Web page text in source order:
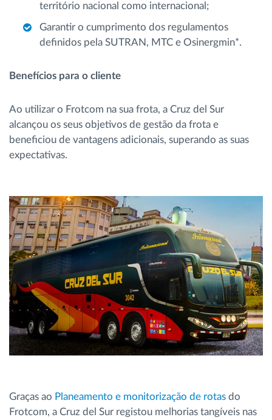
território nacional como internacional;
Garantir o cumprimento dos regulamentos
definidos pela SUTRAN, MTC e Osinergmin*.
Benefícios para o cliente
Ao utilizar o Frotcom na sua frota, a Cruz del Sur
alcançou os seus objetivos de gestão da frota e
beneficiou de vantagens adicionais, superando as suas
expectativas.
Graças ao Planeamento e monitorização de rotas do
Frotcom, a Cruz del Sur registou melhorias tangíveis nas